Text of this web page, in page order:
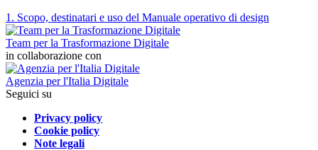
1. Scopo, destinatari e uso del Manuale operativo di design
Team per la Trasformazione Digitale
in collaborazione con
Agenzia per l'Italia Digitale
Seguici su
Privacy policy
Cookie policy
Note legali